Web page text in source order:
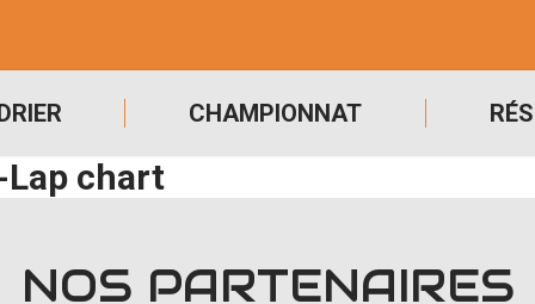
CHAMPIONNAT
Lap chart
NOS PARTENAIRES